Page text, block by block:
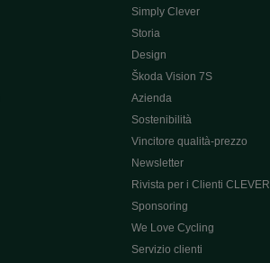
Simply Clever
Storia
Design
Škoda Vision 7S
Azienda
Sostenibilità
Vincitore qualità-prezzo
Newsletter
Rivista per i Clienti CLEVER
Sponsoring
We Love Cycling
Servizio clienti